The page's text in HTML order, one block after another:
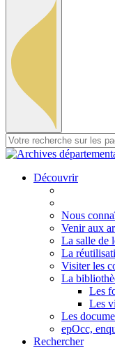
Découvrir
Nous
Venir aux
La salle de
La
Visiter les
La
Les
Les
Les
epOcc,
Rechercher